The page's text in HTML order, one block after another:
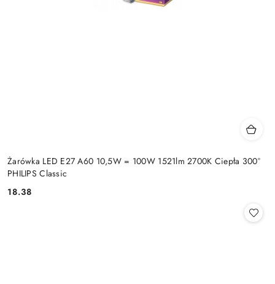
Żarówka LED E27 A60 10,5W = 100W 1521lm 2700K Ciepła 300°
PHILIPS Classic
Cena:
18.38